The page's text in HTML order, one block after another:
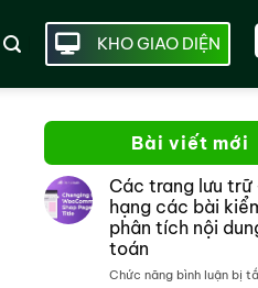
KHO GIAO DIỆN
Bài viết mới
Các trang lưu trữ
hạng các bài
phân tích nội
toán
Chức năng bình luận bị